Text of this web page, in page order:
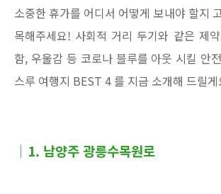
소중한 휴가를 어디서 어떻게 보내야 할지
목해주세요! 사회적 거리 두기와 같은 제
함, 우울감 등 코로나 블루를 아웃 시킬 안
스루 여행지 BEST 4 를 지금 소개해 드릴게
│1. 남양주 광릉수목원로